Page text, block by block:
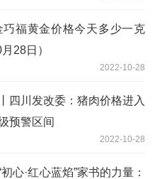
巧福黄金价格今天多少一克
28日）
2022-10-28
四川发改委：猪肉价格进入
预警区间
2022-10-28
心·红心蓝焰”家书的力量：